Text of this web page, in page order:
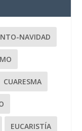
NAVIDAD
CUARESMA
EUCARISTÍA